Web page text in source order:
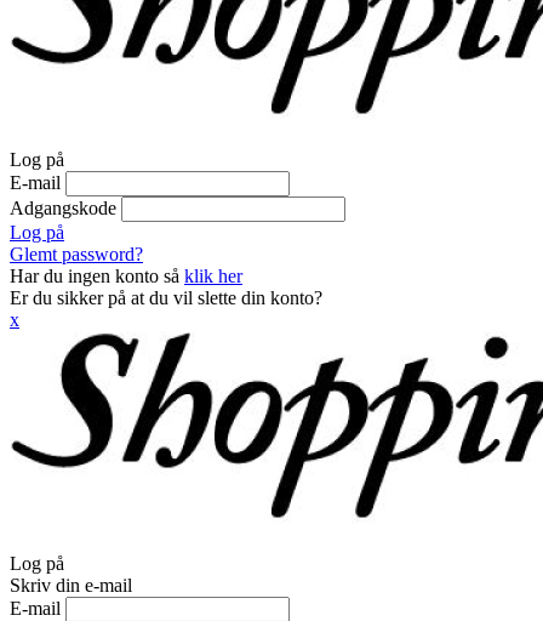
Log på
E-mail
Adgangskode
Log på
Glemt password?
Har du ingen konto så klik her
Er du sikker på at du vil slette din konto?
x
Log på
Skriv din e-mail
E-mail